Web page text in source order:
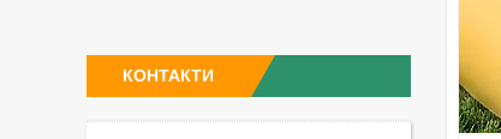
КОНТАКТИ